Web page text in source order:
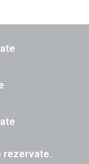
rezervate.